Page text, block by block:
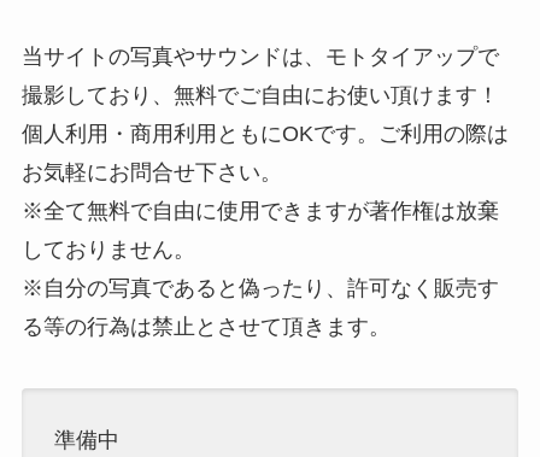
当サイトの写真やサウンドは、モトタイアップで
撮影しており、無料でご自由にお使い頂けます！
個人利用・商用利用ともにOKです。ご利用の際は
お気軽にお問合せ下さい。
※全て無料で自由に使用できますが著作権は放棄
しておりません。
※自分の写真であると偽ったり、許可なく販売す
る等の行為は禁止とさせて頂きます。
準備中